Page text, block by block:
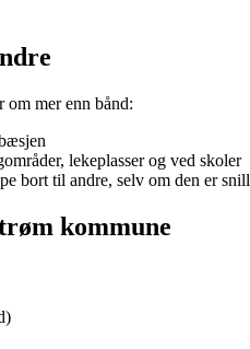
om mer enn bånd:
lekeplasser og ved skoler
bort til andre, selv om den er snill
kommune